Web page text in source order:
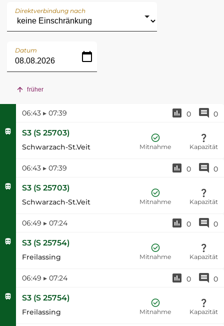
Direktverbindung nach
Datum
früher
06:43 ▸ 07:39 0 0
S3 (S 25703)
Schwarzach-St.Veit Mitnahme Kapazität
06:43 ▸ 07:39 0 0
S3 (S 25703)
Schwarzach-St.Veit Mitnahme Kapazität
06:49 ▸ 07:24 0 0
S3 (S 25754)
Freilassing Mitnahme Kapazität
06:49 ▸ 07:24 0 0
S3 (S 25754)
Freilassing Mitnahme Kapazität